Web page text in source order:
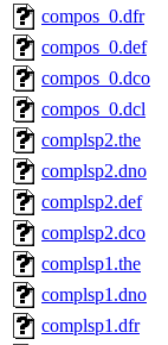
compos_0.dfr
compos_0.def
compos_0.dco
compos_0.dcl
complsp2.the
complsp2.dno
complsp2.def
complsp2.dco
complsp1.the
complsp1.dno
complsp1.dfr